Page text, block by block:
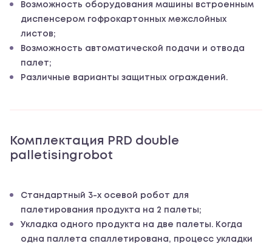
Возможность оборудования машины встроенным
диспенсером гофрокартонных межслойных
листов;
Возможность автоматической подачи и отвода
палет;
Различные варианты защитных ограждений.
Комплектация PRD double
palletisingrobot
Стандартный 3-х осевой робот для
палетирования продукта на 2 палеты;
Укладка одного продукта на две палеты. Когда
одна паллета спаллетирована, процесс укладки